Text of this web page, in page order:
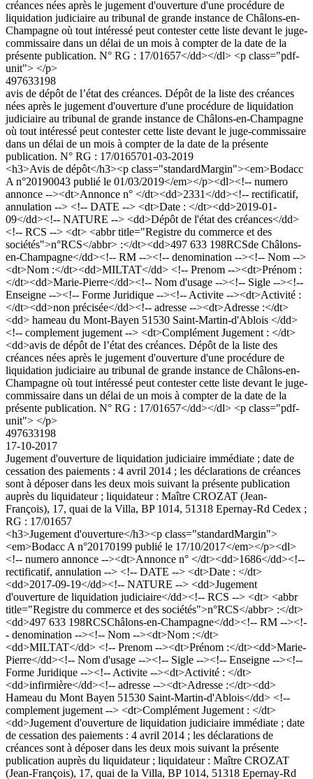
créances nées après le jugement d'ouverture d'une procédure de
liquidation judiciaire au tribunal de grande instance de Châlons-en-
Champagne où tout intéressé peut contester cette liste devant le juge-
commissaire dans un délai de un mois à compter de la date de la
présente publication. N° RG : 17/01657</dd></dl> <p class="pdf-
unit"> </p>
497633198
avis de dépôt de l’état des créances. Dépôt de la liste des créances
nées après le jugement d'ouverture d'une procédure de liquidation
judiciaire au tribunal de grande instance de Châlons-en-Champagne
où tout intéressé peut contester cette liste devant le juge-commissaire
dans un délai de un mois à compter de la date de la présente
publication. N° RG : 17/0165701-03-2019
<h3>Avis de dépôt</h3><p class="standardMargin"><em>Bodacc
A n°20190043 publié le 01/03/2019</em></p><dl><!-- numero
annonce --><dt>Annonce n° </dt><dd>2331</dd><!-- rectificatif,
annulation --> <!-- DATE --> <dt>Date : </dt><dd>2019-01-
09</dd><!-- NATURE --> <dd>Dépôt de l'état des créances</dd>
<!-- RCS --> <dt> <abbr title="Registre du commerce et des
sociétés">n°RCS</abbr> :</dt><dd>497 633 198RCSde Châlons-
en-Champagne</dd><!-- RM --><!-- denomination --><!-- Nom -->
<dt>Nom :</dt><dd>MILTAT</dd> <!-- Prenom --><dt>Prénom :
</dt><dd>Marie-Pierre</dd><!-- Nom d'usage --><!-- Sigle --><!--
Enseigne --><!-- Forme Juridique --><!-- Activite --><dt>Activité :
</dt><dd>non précisée</dd><!-- adresse --><dt>Adresse :</dt>
<dd> hameau du Mont-Bayen 51530 Saint-Martin-d'Ablois </dd>
<!-- complement jugement --> <dt>Complément Jugement : </dt>
<dd>avis de dépôt de l’état des créances. Dépôt de la liste des
créances nées après le jugement d'ouverture d'une procédure de
liquidation judiciaire au tribunal de grande instance de Châlons-en-
Champagne où tout intéressé peut contester cette liste devant le juge-
commissaire dans un délai de un mois à compter de la date de la
présente publication. N° RG : 17/01657</dd></dl> <p class="pdf-
unit"> </p>
497633198
17-10-2017
Jugement d'ouverture de liquidation judiciaire immédiate ; date de
cessation des paiements : 4 avril 2014 ; les déclarations de créances
sont à déposer dans les deux mois suivant la présente publication
auprès du liquidateur ; liquidateur : Maître CROZAT (Jean-
François), 17, quai de la Villa, BP 1014, 51318 Epernay-Rd Cedex ;
RG : 17/01657
<h3>Jugement d'ouverture</h3><p class="standardMargin">
<em>Bodacc A n°20170199 publié le 17/10/2017</em></p><dl>
<!-- numero annonce --><dt>Annonce n° </dt><dd>1686</dd><!--
rectificatif, annulation --> <!-- DATE --> <dt>Date : </dt>
<dd>2017-09-19</dd><!-- NATURE --> <dd>Jugement
d'ouverture de liquidation judiciaire</dd><!-- RCS --> <dt> <abbr
title="Registre du commerce et des sociétés">n°RCS</abbr> :</dt>
<dd>497 633 198RCSChâlons-en-Champagne</dd><!-- RM --><!-
- denomination --><!-- Nom --><dt>Nom :</dt>
<dd>MILTAT</dd> <!-- Prenom --><dt>Prénom :</dt><dd>Marie-
Pierre</dd><!-- Nom d'usage --><!-- Sigle --><!-- Enseigne --><!--
Forme Juridique --><!-- Activite --><dt>Activité : </dt>
<dd>infirmière</dd><!-- adresse --><dt>Adresse :</dt><dd>
Hameau du Mont Bayen 51530 Saint-Martin-d'Ablois</dd> <!--
complement jugement --> <dt>Complément Jugement : </dt>
<dd>Jugement d'ouverture de liquidation judiciaire immédiate ; date
de cessation des paiements : 4 avril 2014 ; les déclarations de
créances sont à déposer dans les deux mois suivant la présente
publication auprès du liquidateur ; liquidateur : Maître CROZAT
(Jean-François), 17, quai de la Villa, BP 1014, 51318 Epernay-Rd